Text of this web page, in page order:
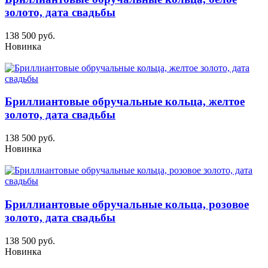
золото, дата свадьбы
138 500 руб.
Новинка
Бриллиантовые обручальные кольца, желтое
золото, дата свадьбы
138 500 руб.
Новинка
Бриллиантовые обручальные кольца, розовое
золото, дата свадьбы
138 500 руб.
Новинка